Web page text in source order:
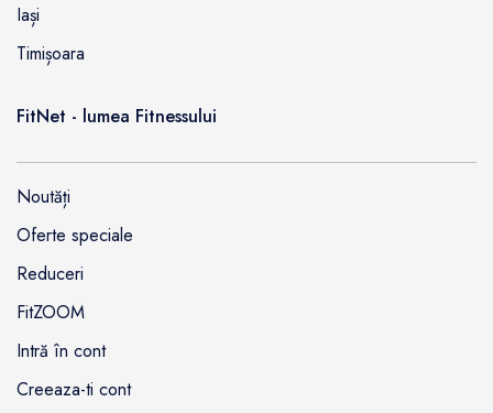
Iași
Timișoara
FitNet - lumea Fitnessului
Noutăți
Oferte speciale
Reduceri
FitZOOM
Intră în cont
Creeaza-ti cont